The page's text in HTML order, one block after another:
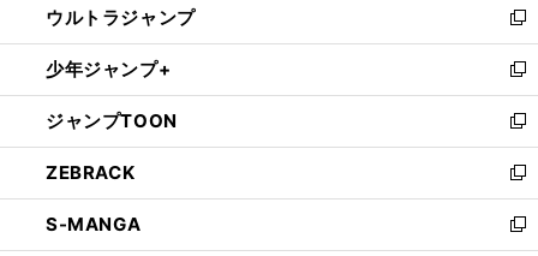
く
で
開
く
ド
ウ
で
開
く
ィ
ン
ド
ウ
で
開
く
い
ウ
ィ
ン
ド
ウ
で
開
く
ウルトラジャンプ
新
し
い
ウ
ィ
ン
ド
ウ
で
開
少年ジャンプ+
新
し
い
ウ
ィ
ン
ド
ウ
ジャンプTOON
新
し
い
ウ
ィ
ZEBRACK
新
し
い
S-MANGA
新